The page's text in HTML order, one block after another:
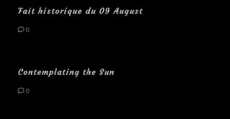
Fait historique du 09 August
0
Contemplating the Sun
0